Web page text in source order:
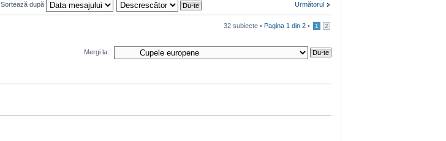
Următorul
Sortează după
32 subiecte • Pagina 1 din 2 • 1 2
Mergi la: